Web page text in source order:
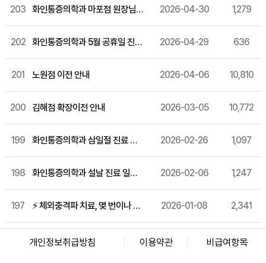
203 화인통증의학과 마포점 원장님 소개 2026-04-30 1,279
202 화인통증의학과 5월 공휴일 진료일정 2026-04-29 636
201 노원점 이전 안내 2026-04-06 10,810
200 김해점 확장이전 안내 2026-03-05 10,772
199 화인통증의학과 삼일절 진료 일정 안내 2026-02-26 1,097
198 화인통증의학과 설날 진료 일정 안내 2026-02-06 1,247
197 ⚡ 체외충격파 치료, 몇 번이나 받아야 효과적일까요? 2026-01-08 2,341
개인정보취급방침 이용약관 비급여항목
화인마취통증의학과의원 창원점
대표자명: 윤경섭